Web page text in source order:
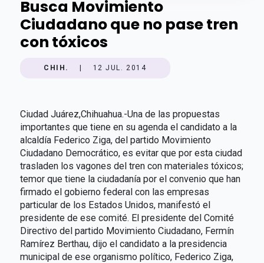
Busca Movimiento
Ciudadano que no pase tren
con tóxicos
CHIH. 12 JUL. 2014
Ciudad Juárez,Chihuahua.-Una de las propuestas
importantes que tiene en su agenda el candidato a la
alcaldía Federico Ziga, del partido Movimiento
Ciudadano Democrático, es evitar que por esta ciudad
trasladen los vagones del tren con materiales tóxicos;
temor que tiene la ciudadanía por el convenio que han
firmado el gobierno federal con las empresas
particular de los Estados Unidos, manifestó el
presidente de ese comité. El presidente del Comité
Directivo del partido Movimiento Ciudadano, Fermín
Ramírez Berthau, dijo el candidato a la presidencia
municipal de ese organismo político, Federico Ziga,